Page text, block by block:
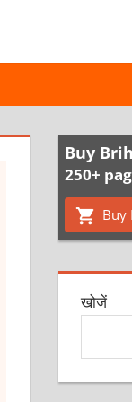
Buy
250+
Buy
खोजें